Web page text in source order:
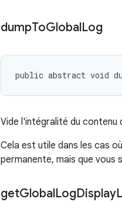
dumpToGlobalLog
public abstract void
Vide l'intégralité du contenu
Cela est utile dans les cas
permanente, mais que
getGlobalLogDisplay